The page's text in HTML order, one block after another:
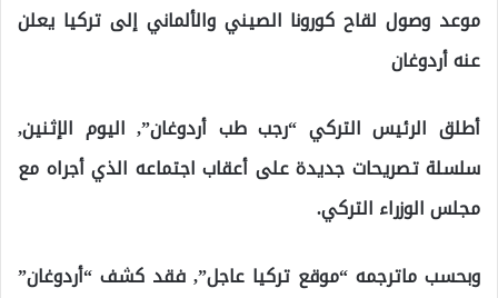
موعد وصول لقاح كورونا الصيني والألماني إلى تركيا يعلن
عنه أردوغان
أطلق الرئيس التركي “رجب طب أردوغان”, اليوم الإثنين,
سلسلة تصريحات جديدة على أعقاب اجتماعه الذي أجراه مع
مجلس الوزراء التركي.
وبحسب ماترجمه “موقع تركيا عاجل”, فقد كشف “أردوغان”